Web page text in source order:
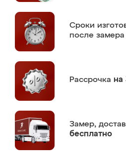
Сроки
после замера
Рассрочка на
Замер,
бесплатно